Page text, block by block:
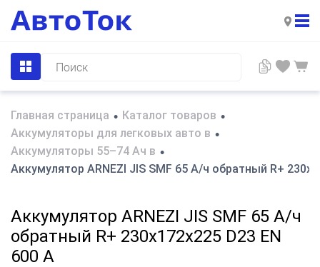
Главная страница • Каталог товаров •
Аккумуляторы для легковых авто в •
Аккумуляторы 55–74 Ач в •
Аккумулятор ARNEZI JIS SMF 65 А/ч обратный R+
Аккумулятор ARNEZI JIS SMF 65 А/ч
обратный R+ 230x172x225 D23 EN
600 А